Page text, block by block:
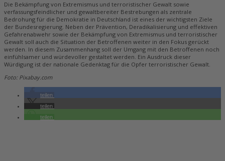
Die Bekämpfung von Extremismus und terroristischer Gewalt sowie
verfassungsfeindlicher und gewaltbereiter Bestrebungen als zentrale
Bedrohung für die Demokratie in Deutschland ist eines der wichtigsten Ziele
der Bundesregierung. Neben der Prävention, Deradikalisierung und effektiven
Gefahrenabwehr sowie der Bekämpfung von Extremismus und terroristischer
Gewalt soll auch die Situation der Betroffenen weiter in den Fokus gerückt
werden. In diesem Zusammenhang soll der Umgang mit den Betroffenen noch
einfühlsamer und würdevoller gestaltet werden. Ein Ausdruck dieser
Würdigung ist der nationale Gedenktag für die Opfer terroristischer Gewalt.
Foto: Pixabay.com
teilen
teilen
teilen